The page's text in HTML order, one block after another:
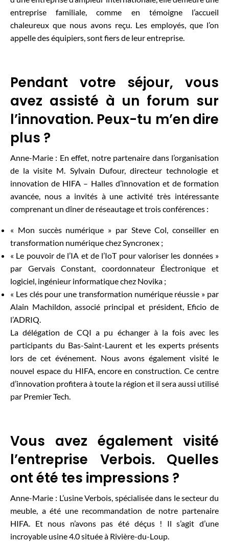
entreprise familiale, comme en témoigne l’accueil
chaleureux que nous avons reçu. Les employés, que l’on
appelle des équipiers, sont fiers de leur entreprise.
Pendant votre séjour, vous
avez assisté à un forum sur
l’innovation. Peux-tu m’en dire
plus ?
Anne-Marie : En effet, notre partenaire dans l’organisation
de la visite M. Sylvain Dufour, directeur technologie et
innovation de HIFA – Halles d’innovation et de formation
avancée, nous a invités à une activité très intéressante
comprenant un dîner de réseautage et trois conférences :
« Mon succès numérique » par Steve Col, conseiller en
transformation numérique chez Syncronex ;
« Le pouvoir de l’IA et de l’IoT pour valoriser les données »
par Gervais Constant, coordonnateur Électronique et
logiciel, ingénieur informatique chez Novika ;
« Les clés pour une transformation numérique réussie » par
Alain Machildon, associé principal et président, Eficio de
l’ADRIQ.
La délégation de CQI a pu échanger à la fois avec les
participants du Bas-Saint-Laurent et les experts présents
lors de cet événement. Nous avons également visité le
nouvel espace du HIFA, encore en construction. Ce centre
d’innovation profitera à toute la région et il sera aussi utilisé
par Premier Tech.
Vous avez également visité
l’entreprise Verbois. Quelles
ont été tes impressions ?
Anne-Marie : L’usine Verbois, spécialisée dans le secteur du
meuble, a été une recommandation de notre partenaire
HIFA. Et nous n’avons pas été déçus ! Il s’agit d’une
incroyable usine 4.0 située à Rivière-du-Loup.